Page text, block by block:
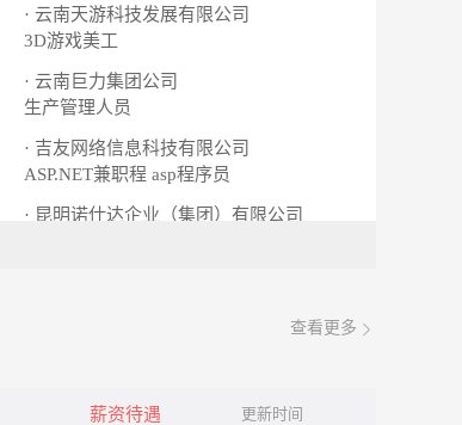
· 云南天游科技发展有限公司
3D游戏美工
· 云南巨力集团公司
生产管理人员
· 吉友网络信息科技有限公司
ASP.NET兼职程 asp程序员
· 昆明诺仕达企业（集团）有限公司
查看更多
薪资待遇 更新时间